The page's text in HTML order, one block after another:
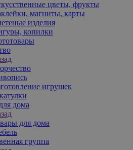
цветы, фрукты
магниты, карты
изделия
копилки
игрушек
дома
для дома
группа